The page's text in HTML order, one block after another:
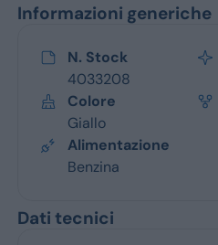
Informazioni generiche
N. Stock
4033208
Colore
Giallo
Alimentazione
Benzina
Dati tecnici